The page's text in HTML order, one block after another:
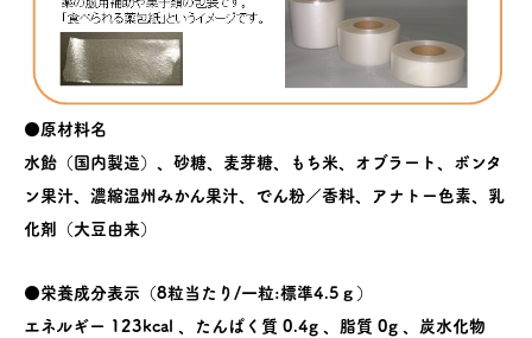
●原材料名
水飴（国内製造）、砂糖、麦芽糖、もち米、オブラート、ボンタ
ン果汁、濃縮温州みかん果汁、でん粉／香料、アナトー色素、乳
化剤（大豆由来）
●栄養成分表示（8粒当たり/一粒:標準4.5ｇ）
エネルギー 123kcal 、たんぱく質 0.4g 、脂質 0g 、炭水化物